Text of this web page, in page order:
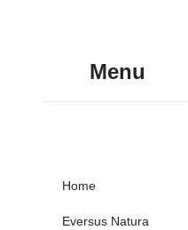
Menu
Home
Eversus Natura